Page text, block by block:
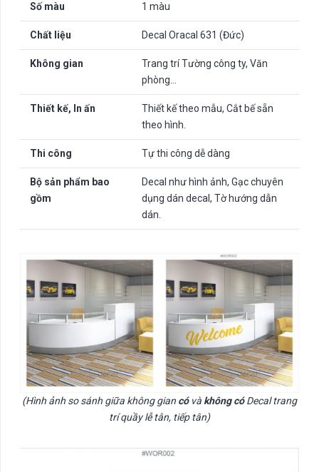
Số màu 1 màu
Chất liệu Decal Oracal 631 (Đức)
Không gian
Trang trí Tường công ty, Văn
phòng…
Thiết kế, In ấn
Thiết kế theo mẫu, Cắt bế sẵn
theo hình.
Thi công Tự thi công dễ dàng
Bộ sản phẩm bao
gồm
Decal như hình ảnh, Gạc chuyên
dụng dán decal, Tờ hướng dẫn
dán.
(Hình ảnh so sánh giữa không gian cóvà không cóDecal trang
trí quầy lễ tân, tiếp tân)